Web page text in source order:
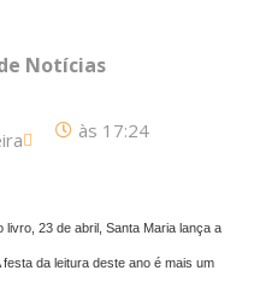
Notícias
às 17:24
23 de abril, Santa Maria lança a
da leitura deste ano é mais um